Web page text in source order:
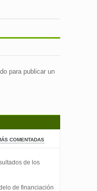
para publicar un
COMENTADAS
de los
de financiación